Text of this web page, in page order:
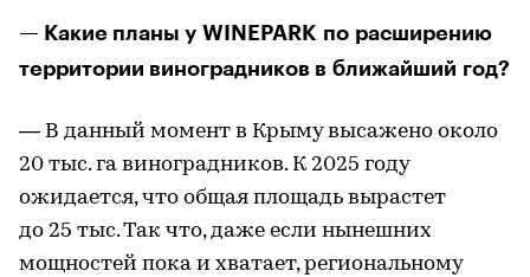
— Какие планы у WINEPARK по расширению
территории виноградников в ближайший год?
— В данный момент в Крыму высажено около
20 тыс. га виноградников. К 2025 году
ожидается, что общая площадь вырастет
до 25 тыс. Так что, даже если нынешних
мощностей пока и хватает, региональному